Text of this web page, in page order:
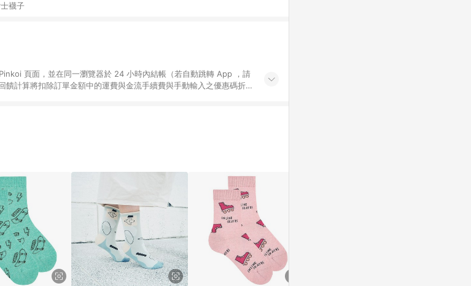
襪子
頁面，並在同一瀏覽器於 24 小時內結帳（若自動跳轉 App ，請
計算將扣除訂單金額中的運費與金流手續費與手動輸入之優惠碼折
v4.6.0 / iOS v4.1.5 以上才具贈點資格。 7. 點數將於出貨後 45 天
LINE 購物前往 Pinkoi 頁面後才首次下載 Pinkoi APP 並完成訂單，不